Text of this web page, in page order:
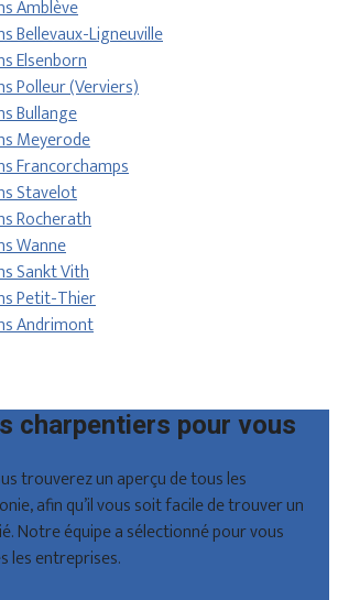
Amblève
Bellevaux-Ligneuville
Elsenborn
Polleur (Verviers)
Bullange
Meyerode
Francorchamps
Stavelot
Rocherath
Wanne
Sankt Vith
Petit-Thier
Andrimont
charpentiers pour vous
trouverez un aperçu de tous les
afin qu’il vous soit facile de trouver un
Notre équipe a sélectionné pour vous
les entreprises.